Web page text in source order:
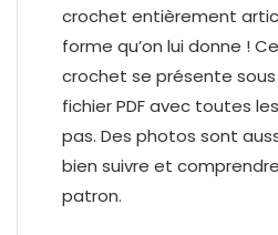
crochet entièrement
forme qu’on lui donne !
crochet se présente sous
fichier PDF avec toutes
pas. Des photos sont
bien suivre et
patron.